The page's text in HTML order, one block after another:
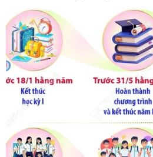
Toàn cảnh khu vực nhà máy nước
cố xả dầu thải. (Ảnh:
Để đảm bảo an toàn cấp
đầu tư nước sạch sông Đà
dựng đường dẫn nước kín
không dùng hồ Đầm Bài
trung chuyển, sơ lắng, dự